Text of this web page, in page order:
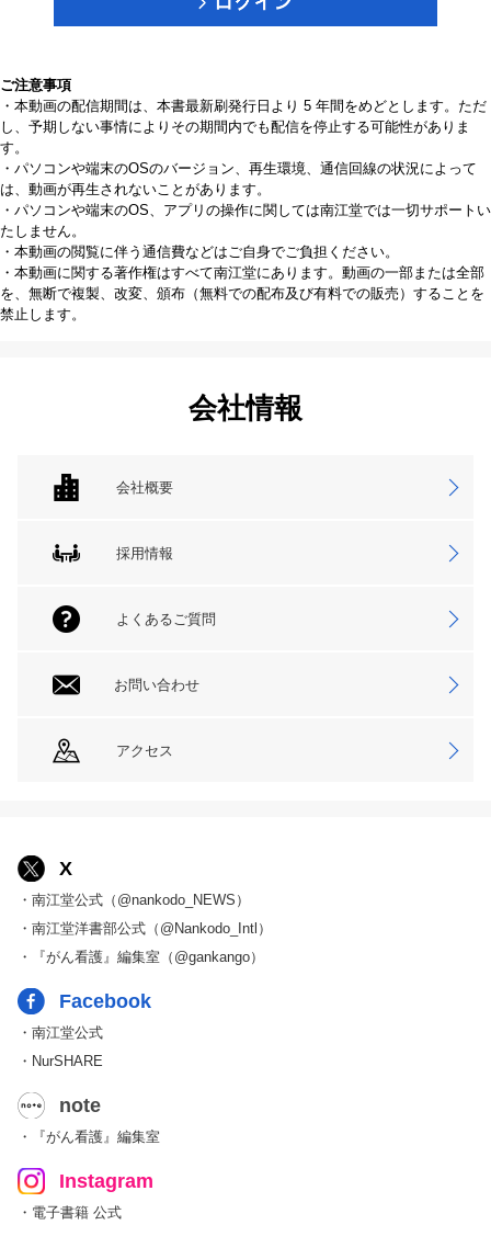
ご注意事項
・本動画の配信期間は、本書最新刷発行日より 5 年間をめどとします。ただ
し、予期しない事情によりその期間内でも配信を停止する可能性がありま
す。
・パソコンや端末のOSのバージョン、再生環境、通信回線の状況によって
は、動画が再生されないことがあります。
・パソコンや端末のOS、アプリの操作に関しては南江堂では一切サポートい
たしません。
・本動画の閲覧に伴う通信費などはご自身でご負担ください。
・本動画に関する著作権はすべて南江堂にあります。動画の一部または全部
を、無断で複製、改変、頒布（無料での配布及び有料での販売）することを
禁止します。
会社情報
会社概要
採用情報
よくあるご質問
お問い合わせ
アクセス
X
・南江堂公式（@nankodo_NEWS）
・南江堂洋書部公式（@Nankodo_Intl）
・『がん看護』編集室（@gankango）
Facebook
・南江堂公式
・NurSHARE
note
・『がん看護』編集室
Instagram
・電子書籍 公式